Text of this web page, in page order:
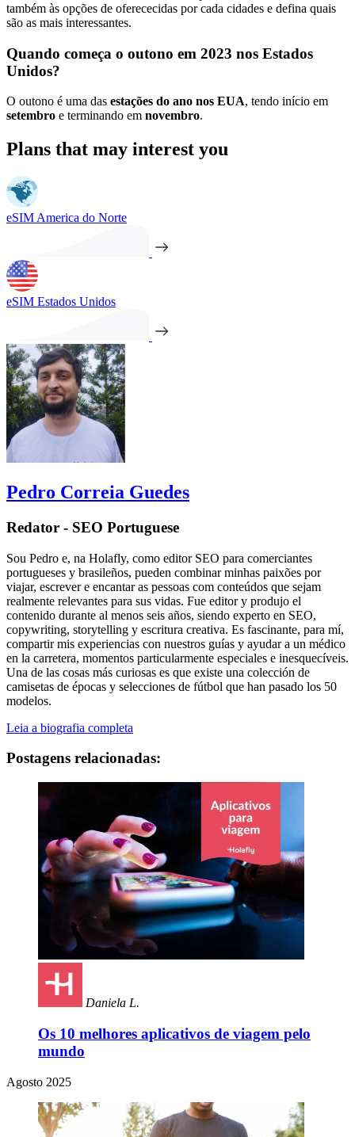
também às opções de oferececidas por cada cidades e defina quais
são as mais interessantes.
Quando começa o outono em 2023 nos Estados
Unidos?
O outono é uma das estações do ano nos EUA, tendo início em
setembro e terminando em novembro.
Plans that may interest you
eSIM America do Norte
eSIM Estados Unidos
Pedro Correia Guedes
Redator - SEO Portuguese
Sou Pedro e, na Holafly, como editor SEO para comerciantes
portugueses y brasileños, pueden combinar minhas paixões por
viajar, escrever e encantar as pessoas com conteúdos que sejam
realmente relevantes para sus vidas. Fue editor y produjo el
contenido durante al menos seis años, siendo experto en SEO,
copywriting, storytelling y escritura creativa. Es fascinante, para mí,
compartir mis experiencias con nuestros guías y ayudar a un médico
en la carretera, momentos particularmente especiales e inesquecíveis.
Una de las cosas más curiosas es que existe una colección de
camisetas de épocas y selecciones de fútbol que han pasado los 50
modelos.
Leia a biografia completa
Postagens relacionadas:
Daniela L.
Os 10 melhores aplicativos de viagem pelo
mundo
Agosto 2025